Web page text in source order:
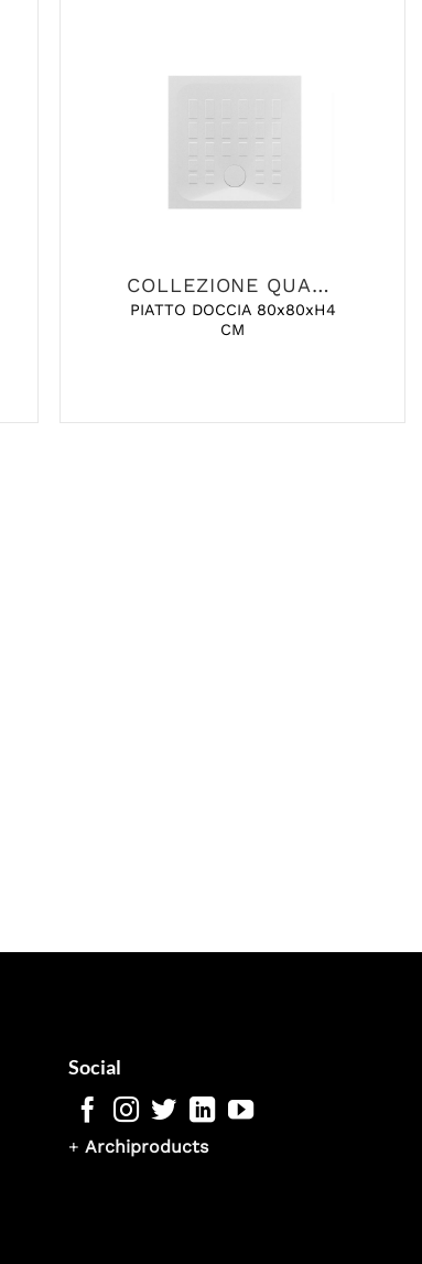
COLLEZIONE QUADRO
PIATTO DOCCIA 80x80xH4
CM
Social
+ Archiproducts